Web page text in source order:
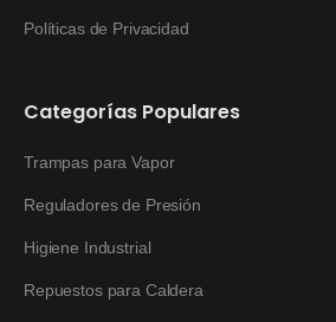
Políticas de Privacidad
Categorías Populares
Trampas para Vapor
Reguladores de Presión
Higiene Industrial
Repuestos para Caldera